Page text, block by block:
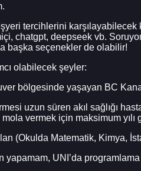
tercihlerini karşılayabilecek
chatgpt, deepseek vb.
başka seçenekler de olabilir!
olabilecek şeyler:
bölgesinde yaşayan BC
uzun süren akıl sağlığı
vermek için maksimum
(Okulda Matematik, Kimya,
yapamam, UNI’da